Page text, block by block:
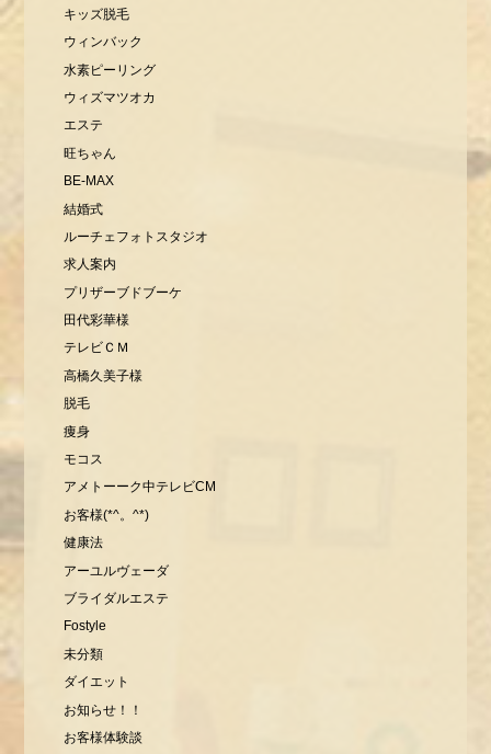
キッズ脱毛
ウィンバック
水素ピーリング
ウィズマツオカ
エステ
旺ちゃん
BE-MAX
結婚式
ルーチェフォトスタジオ
求人案内
プリザーブドブーケ
田代彩華様
テレビＣＭ
高橋久美子様
脱毛
痩身
モコス
アメトーーク中テレビCM
お客様(*^。^*)
健康法
アーユルヴェーダ
ブライダルエステ
Fostyle
未分類
ダイエット
お知らせ！！
お客様体験談